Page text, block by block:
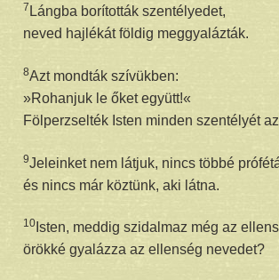
7 Lángba borították szentélyedet,
neved hajlékát földig meggyalázták.
8Azt mondták szívükben:
»Rohanjuk le őket együtt!«
Fölperzselték Isten minden szentélyét
9Jeleinket nem látjuk, nincs többé
és nincs már köztünk, aki látna.
10 Isten, meddig szidalmaz még az
örökké gyalázza az ellenség nevedet?